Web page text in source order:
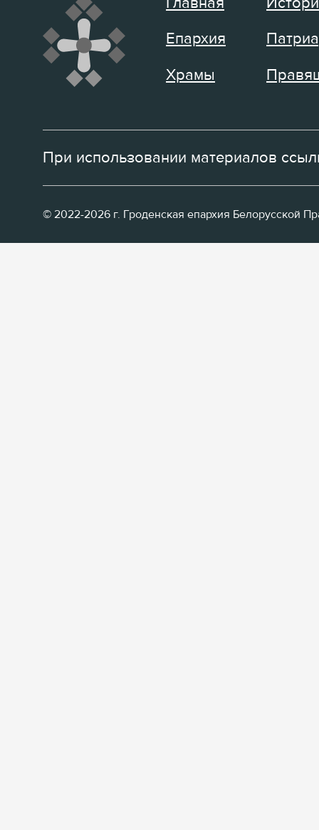
Епархия
Храмы
При использовании материалов
© 2022-2026 г. Гроденская епархия Белорусской